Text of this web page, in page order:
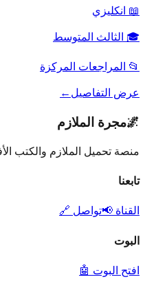
📖 انكليزي
🎓 الثالث المتوسط
📂 المراجعات المركزة
عرض التفاصيل←
🌌مجرة الملازم
منصة تحميل الملازم والكتب
تابعنا
القناة 📢تواصل 🔗
البوت
افتح البوت 🤖